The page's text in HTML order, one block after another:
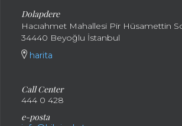
Dolapdere
Hacıahmet Mahallesi Pir Hüsamettin
34440 Beyoğlu İstanbul
harita
Call Center
444 0 428
e-posta